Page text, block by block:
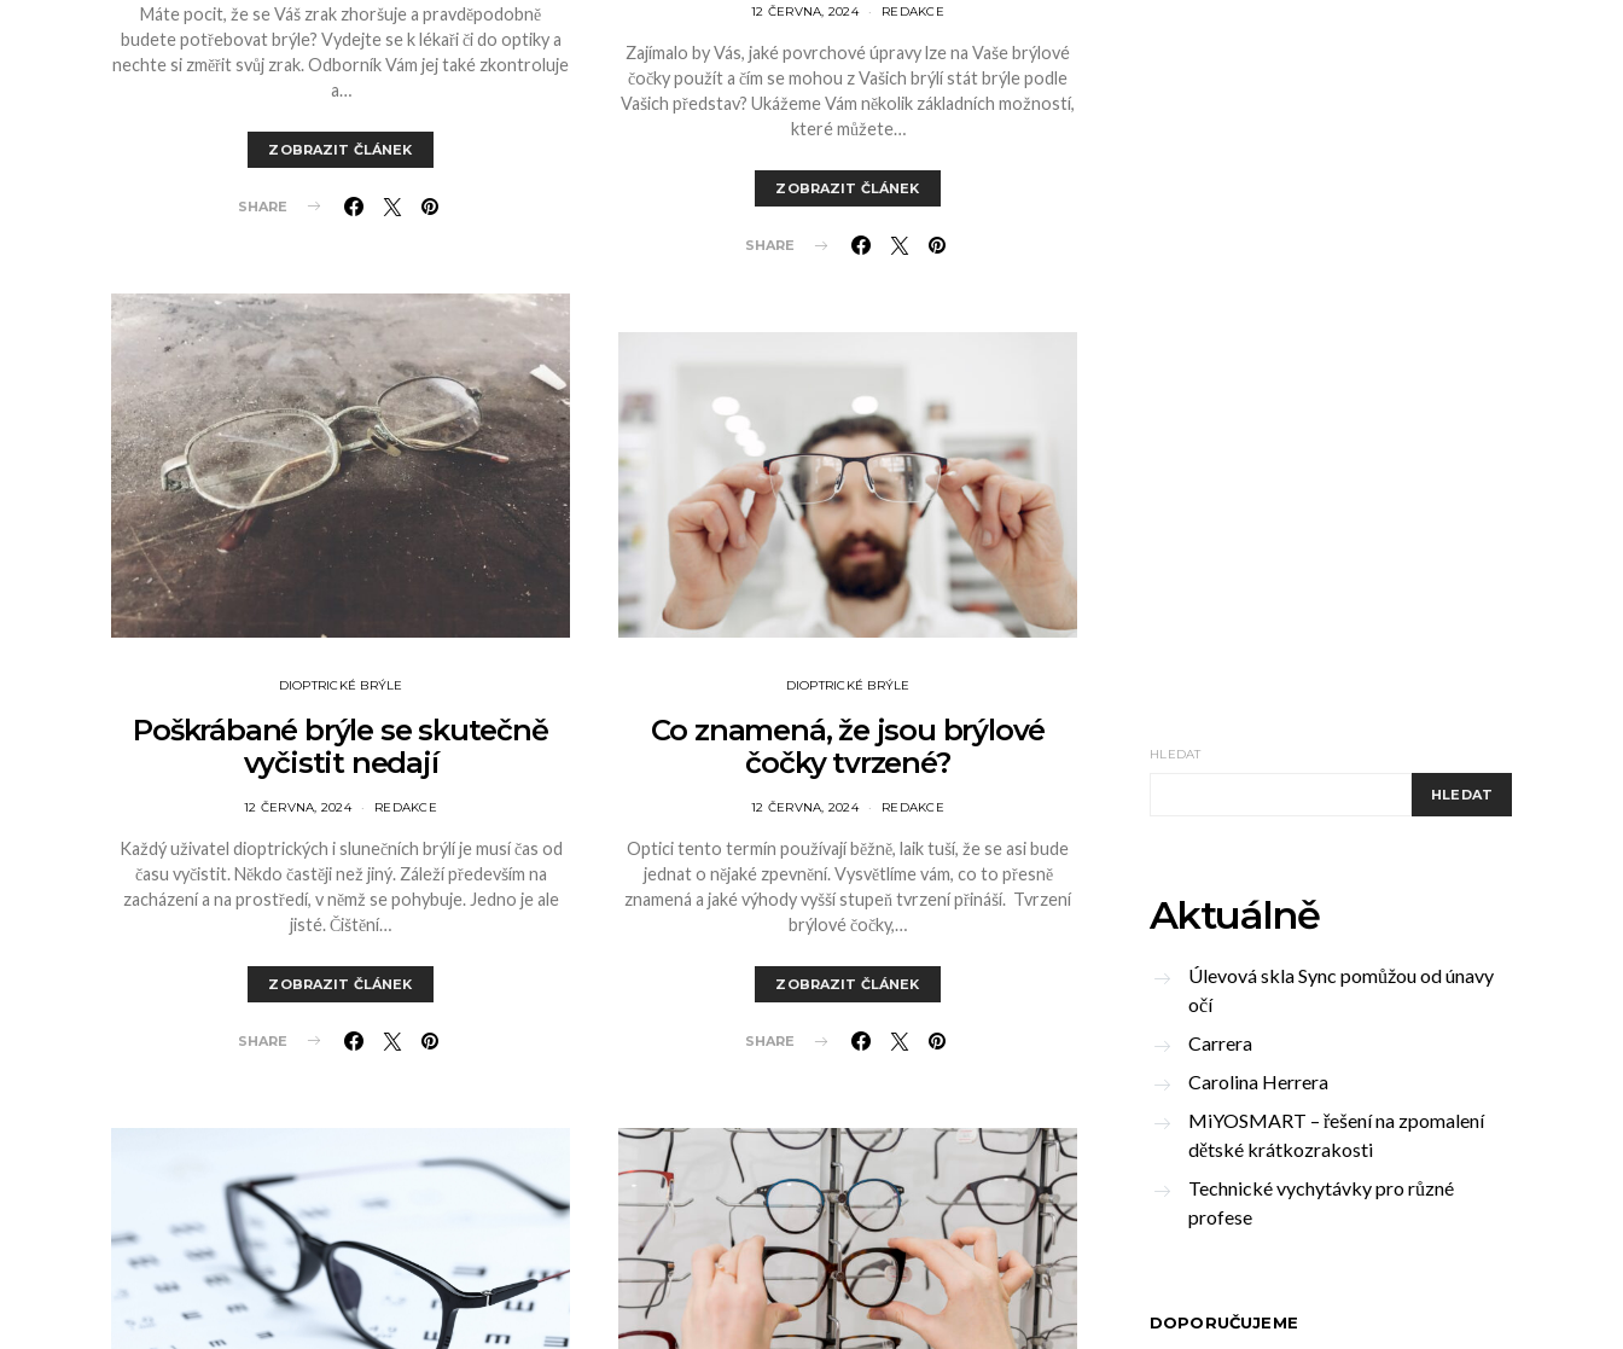
Máte pocit, že se Váš zrak zhoršuje a pravděpodobně
budete potřebovat brýle? Vydejte se k lékaři či do optiky a
nechte si změřit svůj zrak. Odborník Vám jej také zkontroluje
a…
ZOBRAZIT ČLÁNEK
SHARE
DIOPTRICKÉ BRÝLE
Poškrábané brýle se skutečně
vyčistit nedají
12 ČERVNA, 2024 REDAKCE
Každý uživatel dioptrických i slunečních brýlí je musí čas od
času vyčistit. Někdo častěji než jiný. Záleží především na
zacházení a na prostředí, v němž se pohybuje. Jedno je ale
jisté. Čištění…
ZOBRAZIT ČLÁNEK
SHARE
12 ČERVNA, 2024 REDAKCE
Zajímalo by Vás, jaké povrchové úpravy lze na Vaše brýlové
čočky použít a čím se mohou z Vašich brýlí stát brýle podle
Vašich představ? Ukážeme Vám několik základních možností,
které můžete…
ZOBRAZIT ČLÁNEK
SHARE
DIOPTRICKÉ BRÝLE
Co znamená, že jsou brýlové
čočky tvrzené?
12 ČERVNA, 2024 REDAKCE
Optici tento termín používají běžně, laik tuší, že se asi bude
jednat o nějaké zpevnění. Vysvětlíme vám, co to přesně
znamená a jaké výhody vyšší stupeň tvrzení přináší. Tvrzení
brýlové čočky,…
ZOBRAZIT ČLÁNEK
SHARE
HLEDAT
HLEDAT
Aktuálně
Úlevová skla Sync pomůžou od únavy
očí
Carrera
Carolina Herrera
MiYOSMART – řešení na zpomalení
dětské krátkozrakosti
Technické vychytávky pro různé
profese
DOPORUČUJEME